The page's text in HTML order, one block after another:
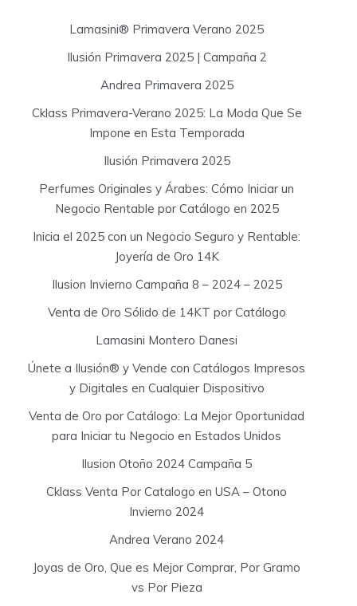
r
:
Lamasini® Primavera Verano 2025
Ilusión Primavera 2025 | Campaña 2
Andrea Primavera 2025
Cklass Primavera-Verano 2025: La Moda Que Se
Impone en Esta Temporada
Ilusión Primavera 2025
Perfumes Originales y Árabes: Cómo Iniciar un
Negocio Rentable por Catálogo en 2025
Inicia el 2025 con un Negocio Seguro y Rentable:
Joyería de Oro 14K
Ilusion Invierno Campaña 8 – 2024 – 2025
Venta de Oro Sólido de 14KT por Catálogo
Lamasini Montero Danesi
Únete a Ilusión® y Vende con Catálogos Impresos
y Digitales en Cualquier Dispositivo
Venta de Oro por Catálogo: La Mejor Oportunidad
para Iniciar tu Negocio en Estados Unidos
Ilusion Otoño 2024 Campaña 5
Cklass Venta Por Catalogo en USA – Otono
Invierno 2024
Andrea Verano 2024
Joyas de Oro, Que es Mejor Comprar, Por Gramo
vs Por Pieza